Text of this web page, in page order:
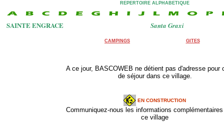
REPERTOIRE ALPHABETIQUE
SAINTE ENGRACE Santa Graxi
CAMPINGS GITES
A ce jour, BASCOWEB ne détient pas d'adresse pour
de séjour dans ce village.
EN CONSTRUCTION
Communiquez-nous les informations
ce village